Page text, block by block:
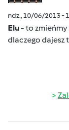
ndz., 10/06/2013 -
Elu- to
dlaczego dajesz